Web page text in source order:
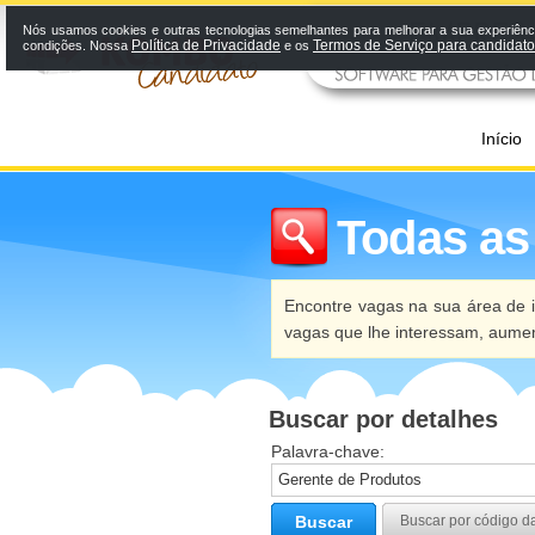
Início
Todas
Encontre vagas na sua área
vagas que lhe interessam,
Buscar por detalhes
Palavra-chave:
Buscar Buscar por código
Nós usamos cookies e outras tecnologias semelhantes para melhorar a sua
condições. Nossa Política de Privacidade e os Termos de Serviço para